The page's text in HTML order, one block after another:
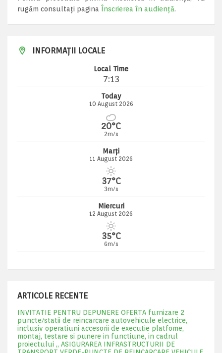
rugăm consultați pagina Înscrierea în audiență.
INFORMAȚII LOCALE
Local Time
7:13
Today
10 August 2026
20°C
2m/s
Marți
11 August 2026
37°C
3m/s
Miercuri
12 August 2026
35°C
6m/s
ARTICOLE RECENTE
INVITATIE PENTRU DEPUNERE OFERTA furnizare 2
puncte/statii de reincarcare autovehicule electrice,
inclusiv operatiuni accesorii de executie platfome,
montaj, testare si punere in functiune, in cadrul
proiectului „ ASIGURAREA INFRASTRUCTURII DE